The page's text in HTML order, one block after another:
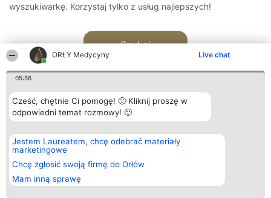
ORŁY Medycyny Live chat
05:56
Cześć, chętnie Ci pomogę! 🙂 Kliknij proszę w
odpowiedni temat rozmowy! 🙂
Jestem Laureatem, chcę odebrać materiały
marketingowe
Chcę zgłosić swoją firmę do Orłów
Mam inną sprawę
wyszukiwarkę. Korzystaj tylko z usług najlepszych!
Szukaj
Organizator plebiscytu
Bright Side Solutions sp. z o.
o. sp. k.
ul. Ruska 22
Wrocław 50-079
KRS 0000749100 | Regon
381313360 | NIP 8943132676
Plebiscyt
Laureaci
wszystkich
Laureatów
Regulamin
Kontakt
Kontakt